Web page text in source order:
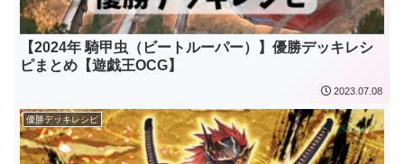
【2024年 騎甲虫（ビートルーパー）】優勝デッキレシ
ピまとめ【遊戯王OCG】
2023.07.08
優勝デッキレシピ